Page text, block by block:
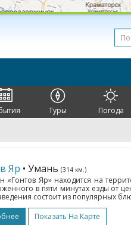
Туры Погода
Яр • Умань (314 км.)
«Гонтов Яр» находится на
в пяти минутах езды от
состоит из популярных
Показать На Карте